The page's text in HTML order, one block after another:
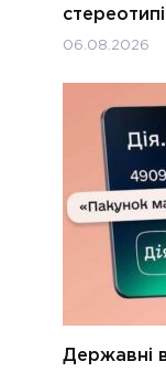
06.08.2026
Державні